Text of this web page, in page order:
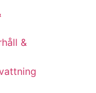
&